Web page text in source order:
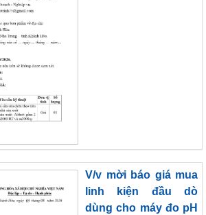
V/v mời báo giá mua
linh kiện đầu dò
dùng cho máy đo pH